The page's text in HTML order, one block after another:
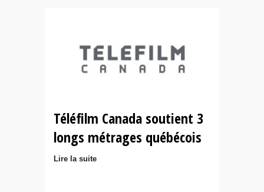
Téléfilm Canada soutient 3
longs métrages québécois
Lire la suite